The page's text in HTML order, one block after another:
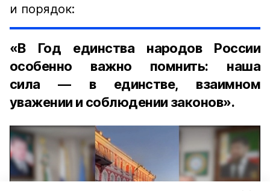
и порядок:
«В Год единства народов России
особенно важно помнить: наша
сила — в единстве, взаимном
уважении и соблюдении законов».